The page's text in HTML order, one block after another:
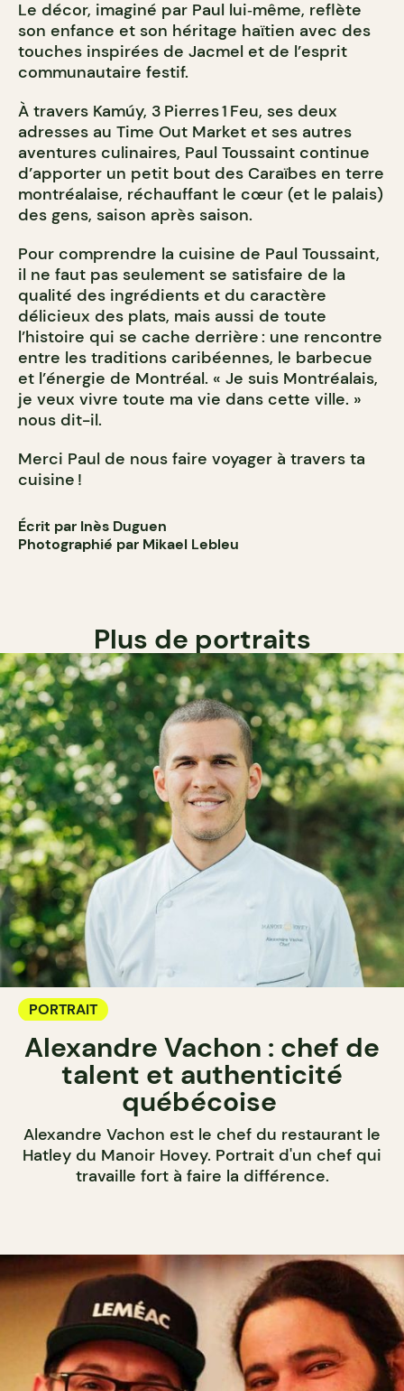
Le décor, imaginé par Paul lui‑même, reflète
son enfance et son héritage haïtien avec des
touches inspirées de Jacmel et de l’esprit
communautaire festif.
À travers Kamúy, 3 Pierres 1 Feu, ses deux
adresses au Time Out Market et ses autres
aventures culinaires, Paul Toussaint continue
d’apporter un petit bout des Caraïbes en terre
montréalaise, réchauffant le cœur (et le palais)
des gens, saison après saison.
Pour comprendre la cuisine de Paul Toussaint,
il ne faut pas seulement se satisfaire de la
qualité des ingrédients et du caractère
délicieux des plats, mais aussi de toute
l’histoire qui se cache derrière : une rencontre
entre les traditions caribéennes, le barbecue
et l’énergie de Montréal. « Je suis Montréalais,
je veux vivre toute ma vie dans cette ville. »
nous dit-il.
Merci Paul de nous faire voyager à travers ta
cuisine !
Écrit par Inès Duguen
Photographié par Mikael Lebleu
Plus de portraits
PORTRAIT
Alexandre Vachon : chef de
talent et authenticité
québécoise
Alexandre Vachon est le chef du restaurant le
Hatley du Manoir Hovey. Portrait d'un chef qui
travaille fort à faire la différence.